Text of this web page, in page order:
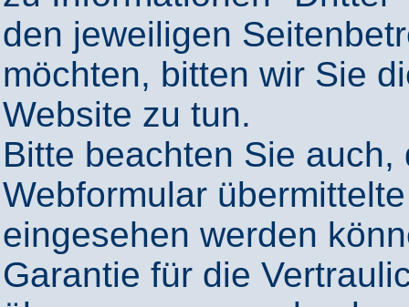
den jeweiligen
möchten, bitten wir Sie
Website zu tun.
Bitte beachten Sie
Webformular
eingesehen werden
Garantie für die